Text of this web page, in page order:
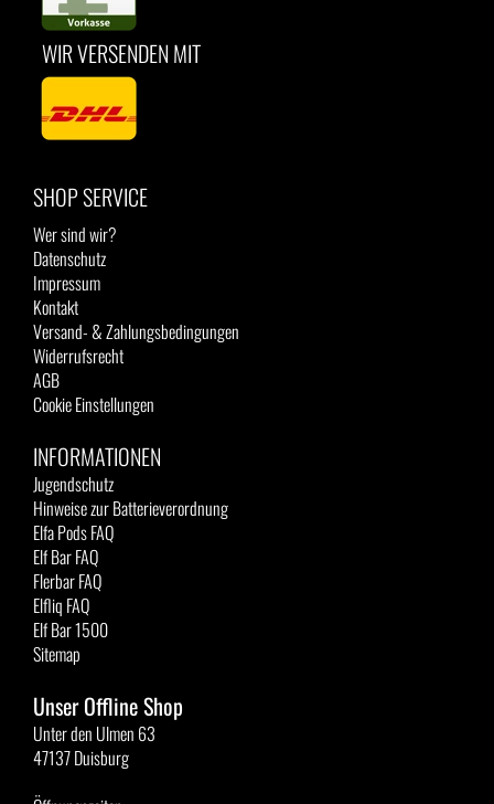
WIR VERSENDEN MIT
SHOP SERVICE
Wer sind wir?
Datenschutz
Impressum
Kontakt
Versand- & Zahlungsbedingungen
Widerrufsrecht
AGB
Cookie Einstellungen
INFORMATIONEN
Jugendschutz
Hinweise zur Batterieverordnung
Elfa Pods FAQ
Elf Bar FAQ
Flerbar FAQ
Elfliq FAQ
Elf Bar 1500
Sitemap
Unser Offline Shop
Unter den Ulmen 63
47137 Duisburg